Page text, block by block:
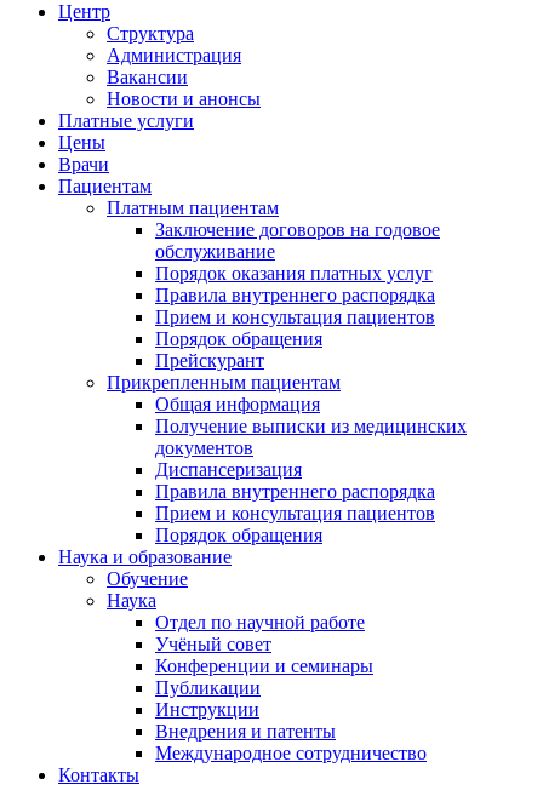
Центр
Структура
Администрация
Вакансии
Новости и анонсы
Платные услуги
Цены
Врачи
Пациентам
Платным пациентам
Заключение договоров на годовое
обслуживание
Порядок оказания платных услуг
Правила внутреннего распорядка
Прием и консультация пациентов
Порядок обращения
Прейскурант
Прикрепленным пациентам
Общая информация
Получение выписки из медицинских
документов
Диспансеризация
Правила внутреннего распорядка
Прием и консультация пациентов
Порядок обращения
Наука и образование
Обучение
Наука
Отдел по научной работе
Учёный совет
Конференции и семинары
Публикации
Инструкции
Внедрения и патенты
Международное сотрудничество
Контакты